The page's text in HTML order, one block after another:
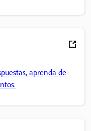
aprenda de